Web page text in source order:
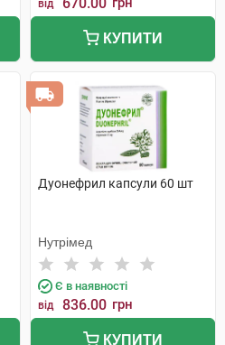
від
КУПИТИ
Дуонефрил капсули 60 шт
Нутрімед
Є в наявності
від 836.00 грн
КУПИТИ